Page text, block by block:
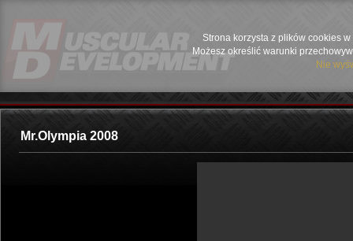
Strona korzysta z plików cookies
Możesz określić warunki
Nie
Mr.Olympia 2008